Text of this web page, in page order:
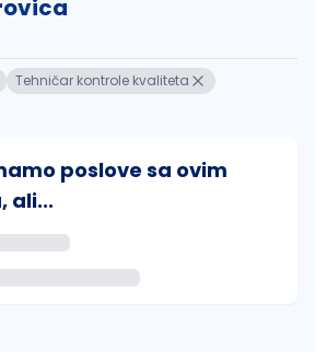
Tehničar kontrole kvaliteta
poslove sa ovim
ali...